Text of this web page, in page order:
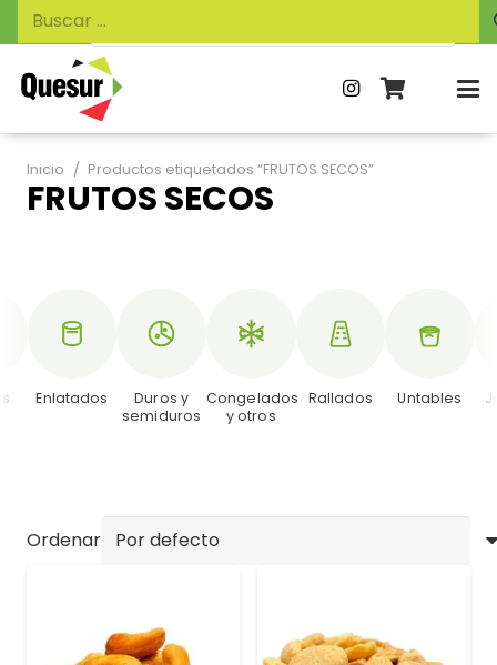
de
productos
Buscar:
Inicio / Productos etiquetados “FRUTOS SECOS”
FRUTOS SECOS
Enlatados
Duros y
semiduros
Congelados
y otros
Rallados Untables
Ordenar